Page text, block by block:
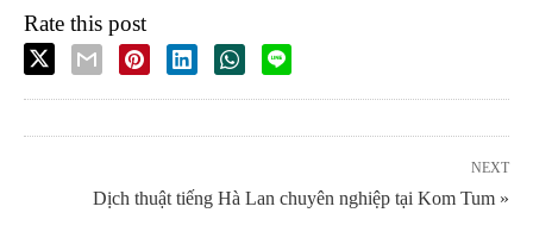
Rate this post
NEXT
Dịch thuật tiếng Hà Lan chuyên nghiệp tại Kom Tum »